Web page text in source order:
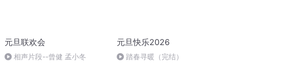
元旦联欢会
相声片段--曾健 孟小冬
元旦快乐2026
踏春寻暖（完结）